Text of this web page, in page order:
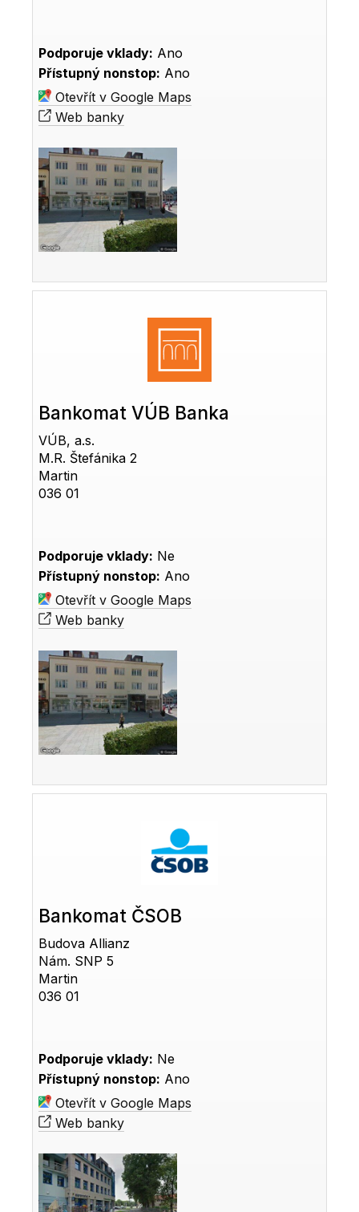
Podporuje vklady: Ano
Přístupný nonstop: Ano
Otevřít v Google Maps
Web banky
Bankomat VÚB Banka
VÚB, a.s.
M.R. Štefánika 2
Martin
036 01
Podporuje vklady: Ne
Přístupný nonstop: Ano
Otevřít v Google Maps
Web banky
Bankomat ČSOB
Budova Allianz
Nám. SNP 5
Martin
036 01
Podporuje vklady: Ne
Přístupný nonstop: Ano
Otevřít v Google Maps
Web banky